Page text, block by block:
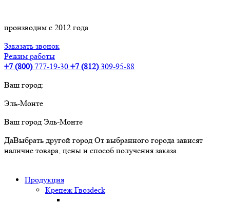
производим с 2012 года
Заказать звонок
Режим работы
+7 (800)777-19-30 +7 (812)309-95-88
Ваш город:
Эль-Монте
Ваш город Эль-Монте
ДаВыбрать другой город От выбранного города зависят
наличие товара, цены и способ получения заказа
Продукция
Крепеж Гвозdeck